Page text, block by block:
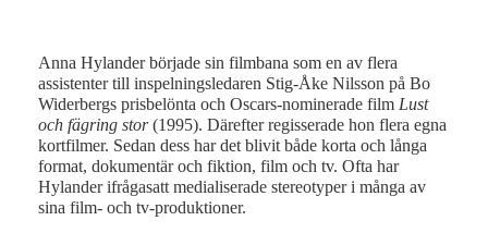
Anna Hylander började sin filmbana som en av flera
assistenter till inspelningsledaren Stig-Åke Nilsson på Bo
Widerbergs prisbelönta och Oscars-nominerade film Lust
och fägring stor(1995). Därefter regisserade hon flera egna
kortfilmer. Sedan dess har det blivit både korta och långa
format, dokumentär och fiktion, film och tv. Ofta har
Hylander ifrågasatt medialiserade stereotyper i många av
sina film- och tv-produktioner.